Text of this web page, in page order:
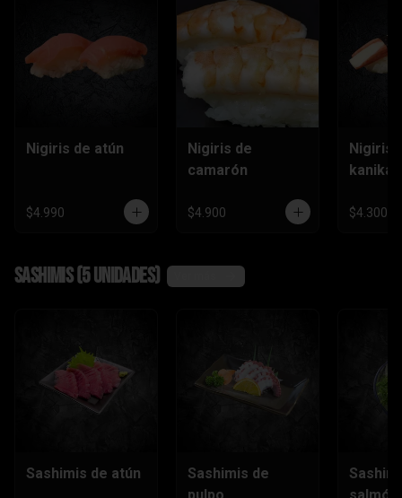
Nigiris de atún
$4.990
Nigiris de
camarón
$4.900
Nigiris
$4.300
Sashimis (5 unidades)
Sashimis de atún
Sashimis de